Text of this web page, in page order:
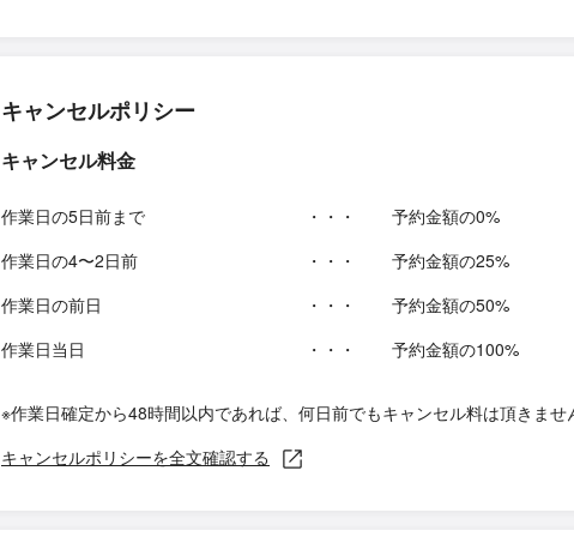
キャンセルポリシー
キャンセル料金
作業日の5日前まで ・・・
予約金額の0%
作業日の4〜2日前
・・・
予約金額の25%
作業日の前日
・・・
予約金額の50%
作業日当日
・・・ 予約金額の100%
※作業日確定から48時間以内であれば、何日前でもキャンセル料は頂きませ
キャンセルポリシーを全文確認する